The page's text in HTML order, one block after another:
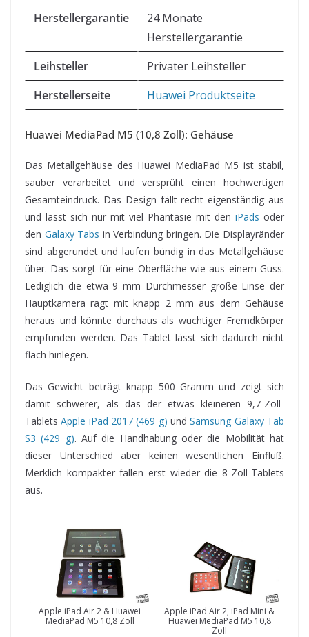
Herstellergarantie
24 Monate
Herstellergarantie
Leihsteller
Privater Leihsteller
Herstellerseite
Huawei Produktseite
Huawei MediaPad M5 (10,8 Zoll): Gehäuse
Das Metallgehäuse des Huawei MediaPad M5 ist stabil,
sauber verarbeitet und versprüht einen hochwertigen
Gesamteindruck. Das Design fällt recht eigenständig aus
und lässt sich nur mit viel Phantasie mit den iPads oder
den Galaxy Tabs in Verbindung bringen. Die Displayränder
sind abgerundet und laufen bündig in das Metallgehäuse
über. Das sorgt für eine Oberfläche wie aus einem Guss.
Lediglich die etwa 9 mm Durchmesser große Linse der
Hauptkamera ragt mit knapp 2 mm aus dem Gehäuse
heraus und könnte durchaus als wuchtiger Fremdkörper
empfunden werden. Das Tablet lässt sich dadurch nicht
flach hinlegen.
Das Gewicht beträgt knapp 500 Gramm und zeigt sich
damit schwerer, als das der etwas kleineren 9,7-Zoll-
TabletsApple iPad 2017 (469 g) undSamsung Galaxy Tab
S3 (429 g). Auf die Handhabung oder die Mobilität hat
dieser Unterschied aber keinen wesentlichen Einfluß.
Merklich kompakter fallen erst wieder die 8-Zoll-Tablets
aus.
Apple iPad Air 2 & Huawei
MediaPad M5 10,8 Zoll
Apple iPad Air 2, iPad Mini &
Huawei MediaPad M5 10,8
Zoll